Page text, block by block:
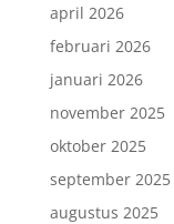
april 2026
februari 2026
januari 2026
november 2025
oktober 2025
september 2025
augustus 2025